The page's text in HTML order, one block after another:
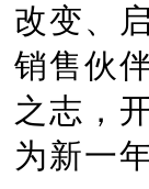
改变、
销售伙
之志，
为新一